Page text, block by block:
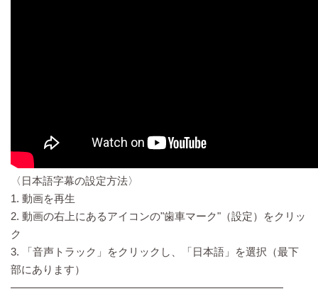
〈日本語字幕の設定方法〉
1. 動画を再生
2. 動画の右上にあるアイコンの"歯車マーク"（設定）をクリッ
ク
3. 「音声トラック」をクリックし、「日本語」を選択（最下
部にあります）
————————————————————————